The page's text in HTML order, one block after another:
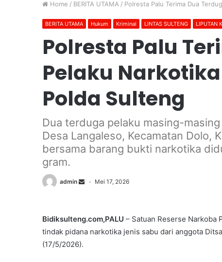
Home / BERITA UTAMA / Polresta Palu Terima Dua
BERITA UTAMA Hukum Kriminal LINTAS SULTENG LIPUTAN
Polresta Palu
Pelaku
Polda Sulteng
Dua terduga pelaku masing-
Desa Langaleso, Kecamatan Dolo,
bersama barang bukti narkotika
gram.
admin Mei 17, 2026
Bidiksulteng.com,PALU – Satuan Reserse Narkoba
tindak pidana narkotika jenis sabu dari anggota
(17/5/2026).